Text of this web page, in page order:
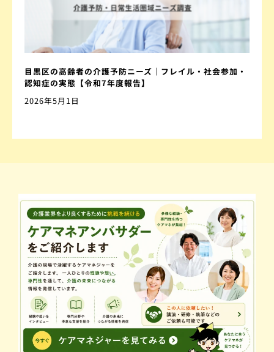
目黒区の高齢者の介護予防ニーズ｜フレイル・社会参加・
認知症の実態【令和7年度報告】
2026年5月1日